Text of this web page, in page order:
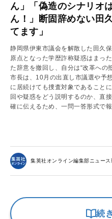
ん」「偽造のシナリオ
ん！」断固辞めない田
てます」
静岡県伊東市議会を解散した田久
原点となった学歴詐称疑惑はまっ
た辞意を撤回し、自分は“改革への
市長は、10月の出直し市議選や予
に居続けても捜査対象であること
回や疑惑をどう説明するのか、直
確に伝えるため、一問一答形式で報
集英社オンライン編集部ニュース
続